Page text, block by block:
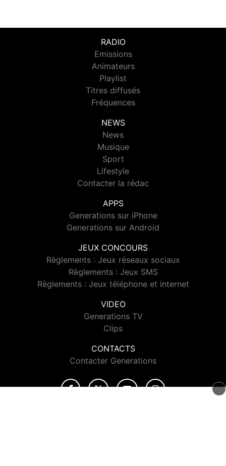
RADIO
Emissions
Animateurs
Playlist
Titres diffusés
Fréquences
NEWS
News
Musique
Sport
Lifestyle
Contacter la rédac
APPS
Generations sur iPhone
Generations sur Android
JEUX CONCOURS
Règlements : Jeux réseaux sociaux
Règlements : Jeux SMS
Règlements : Jeux téléphone et internet
VIDEO
Generations TV
Clips
CONTACTS
Contacter Generations